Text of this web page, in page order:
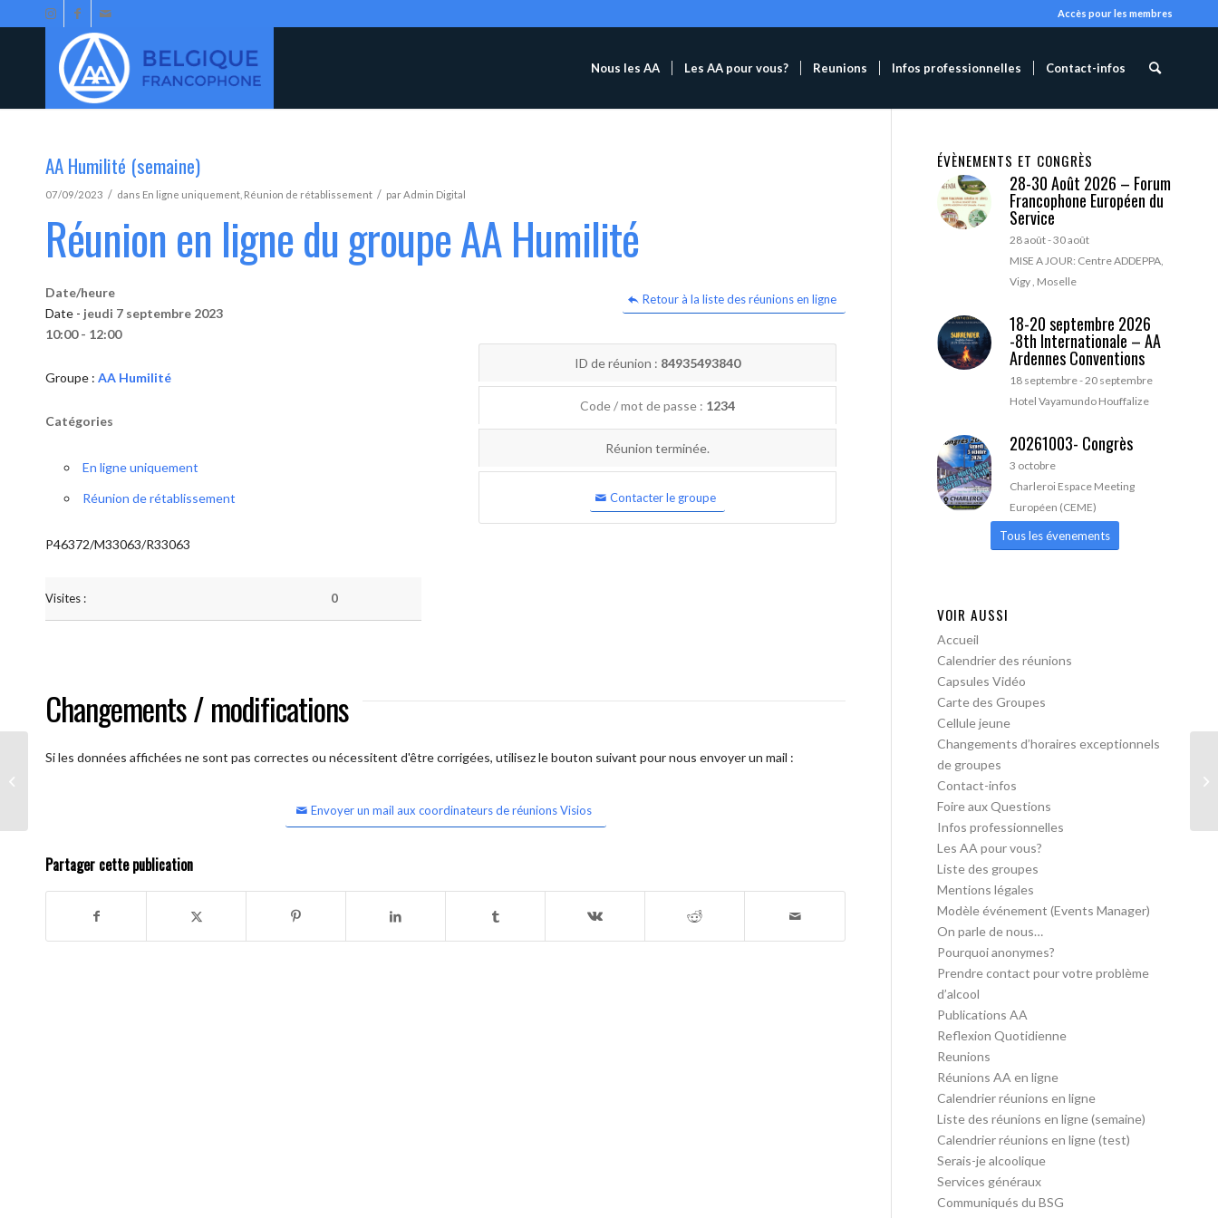
Accès pour les membres
Nous les AA Les AA pour vous? Reunions Infos professionnelles Contact-infos
AA Humilité (semaine)
07/09/2023 / dans En ligne uniquement Réunion de rétablissement / parAdmin Digital
Réunion en ligne du groupe AA Humilité
Retour à la liste des réunions en ligne
Date/heure
Date - jeudi 7 septembre 2023
10:00 - 12:00
Groupe : AA Humilité
Catégories
En ligne uniquement
Réunion de rétablissement
P46372/M33063/R33063
Visites : 0
ID de réunion : 84935493840
Code / mot de passe : 1234
Réunion terminée.
Contacter le groupe
Changements / modifications
Si les données affichées ne sont pas correctes ou nécessitent d'être corrigées, utilisez le bouton suivant pour nous envoyer un mail :
Envoyer un mail aux coordinateurs de réunions Visios
Partager cette publication
ÉVÈNEMENTS ET CONGRÈS
28-30 Août 2026 – Forum
Francophone Européen du
Service
28 août-30 août
MISE A JOUR: Centre ADDEPPA,
Vigy , Moselle
18-20 septembre 2026
-8th Internationale – AA
Ardennes Conventions
18 septembre-20 septembre
Hotel Vayamundo Houffalize
20261003- Congrès
3 octobre
Charleroi Espace Meeting
Européen (CEME)
Tous les évenements
VOIR AUSSI
Accueil
Calendrier des réunions
Capsules Vidéo
Carte des Groupes
Cellule jeune
Changements d’horaires exceptionnels
de groupes
Contact-infos
Foire aux Questions
Infos professionnelles
Les AA pour vous?
Liste des groupes
Mentions légales
Modèle événement (Events Manager)
On parle de nous…
Pourquoi anonymes?
Prendre contact pour votre problème
d’alcool
Publications AA
Reflexion Quotidienne
Reunions
Réunions AA en ligne
Calendrier réunions en ligne
Liste des réunions en ligne (semaine)
Calendrier réunions en ligne (test)
Serais-je alcoolique
Services généraux
Communiqués du BSG